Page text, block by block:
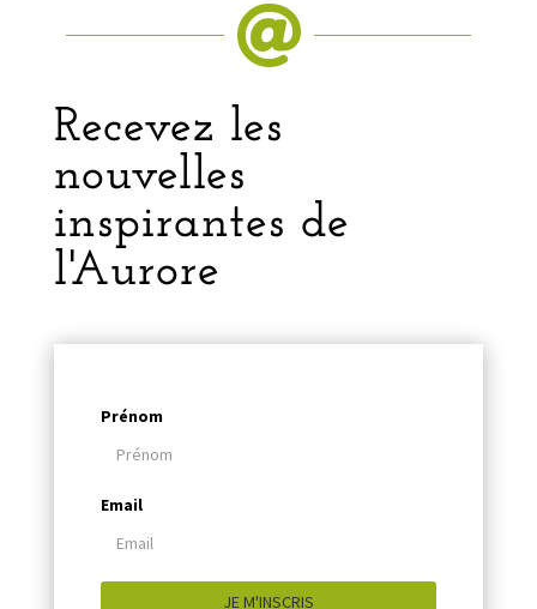

Recevez les
nouvelles
inspirantes de
l'Aurore